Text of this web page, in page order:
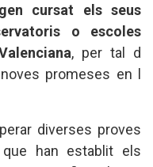
cursat els seus
o escoles
, per tal d
promeses en l
diverses proves
han establit els